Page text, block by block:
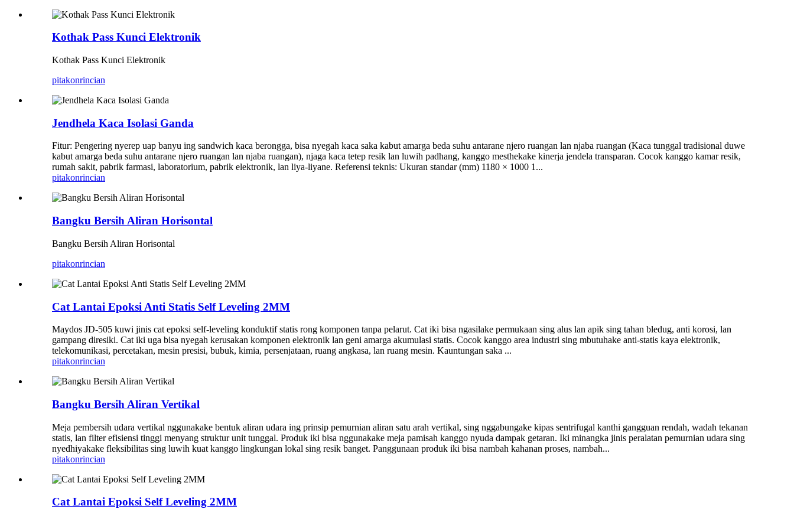
Kothak Pass Kunci Elektronik
Kothak Pass Kunci Elektronik
pitakonrincian
Jendhela Kaca Isolasi Ganda
Fitur: Pengering nyerep uap banyu ing sandwich kaca berongga, bisa nyegah kaca saka kabut amarga beda suhu antarane njero ruangan lan njaba ruangan (Kaca tunggal tradisional duwe
kabut amarga beda suhu antarane njero ruangan lan njaba ruangan), njaga kaca tetep resik lan luwih padhang, kanggo mesthekake kinerja jendela transparan. Cocok kanggo kamar resik,
rumah sakit, pabrik farmasi, laboratorium, pabrik elektronik, lan liya-liyane. Referensi teknis: Ukuran standar (mm) 1180 × 1000 1...
pitakonrincian
Bangku Bersih Aliran Horisontal
Bangku Bersih Aliran Horisontal
pitakonrincian
Cat Lantai Epoksi Anti Statis Self Leveling 2MM
Maydos JD-505 kuwi jinis cat epoksi self-leveling konduktif statis rong komponen tanpa pelarut. Cat iki bisa ngasilake permukaan sing alus lan apik sing tahan bledug, anti korosi, lan
gampang diresiki. Cat iki uga bisa nyegah kerusakan komponen elektronik lan geni amarga akumulasi statis. Cocok kanggo area industri sing mbutuhake anti-statis kaya elektronik,
telekomunikasi, percetakan, mesin presisi, bubuk, kimia, persenjataan, ruang angkasa, lan ruang mesin. Kauntungan saka ...
pitakonrincian
Bangku Bersih Aliran Vertikal
Meja pembersih udara vertikal nggunakake bentuk aliran udara ing prinsip pemurnian aliran satu arah vertikal, sing nggabungake kipas sentrifugal kanthi gangguan rendah, wadah tekanan
statis, lan filter efisiensi tinggi menyang struktur unit tunggal. Produk iki bisa nggunakake meja pamisah kanggo nyuda dampak getaran. Iki minangka jinis peralatan pemurnian udara sing
nyedhiyakake fleksibilitas sing luwih kuat kanggo lingkungan lokal sing resik banget. Panggunaan produk iki bisa nambah kahanan proses, nambah...
pitakonrincian
Cat Lantai Epoksi Self Leveling 2MM